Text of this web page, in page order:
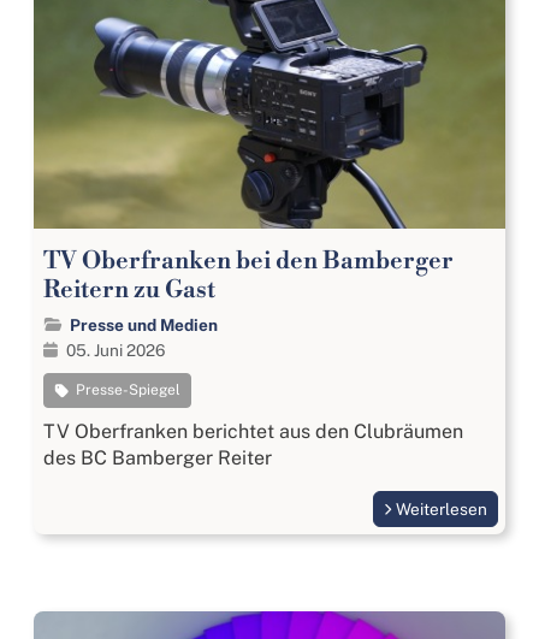
TV Oberfranken bei den Bamberger
Reitern zu Gast
Presse und Medien
05. Juni 2026
Presse-Spiegel
TV Oberfranken berichtet aus den Clubräumen
des BC Bamberger Reiter
Weiterlesen